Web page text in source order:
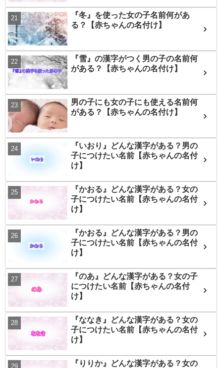
『冬』を使った女の子名前何があ
る？【赤ちゃんの名付け】
『雪』の漢字がつく男の子の名前何
がある？【赤ちゃんの名付け】
男の子にも女の子にも使える名前何
がある？【赤ちゃんの名付け】
『いおり』どんな漢字がある？男の
子につけたい名前【赤ちゃんの名付
け】
『かおる』どんな漢字がある？女の
子につけたい名前【赤ちゃんの名付
け】
『かおる』どんな漢字がある？男の
子につけたい名前【赤ちゃんの名付
け】
『のあ』どんな漢字がある？女の子
につけたい名前【赤ちゃんの名付
け】
『ななき』どんな漢字がある？女の
子につけたい名前【赤ちゃんの名付
け】
『りりか』どんな漢字がある？女の